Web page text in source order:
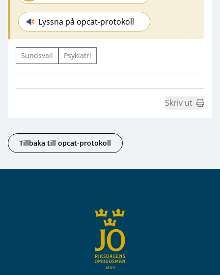
Lyssna på opcat-protokoll
Sundsvall Psykiatri
Skriv ut
Tillbaka till opcat-protokoll